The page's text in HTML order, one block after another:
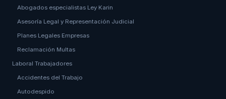
Abogados especialistas Ley Karin
Asesoría Legal y Representación Judicial
Planes Legales Empresas
Reclamación Multas
Laboral Trabajadores
Accidentes del Trabajo
Autodespido